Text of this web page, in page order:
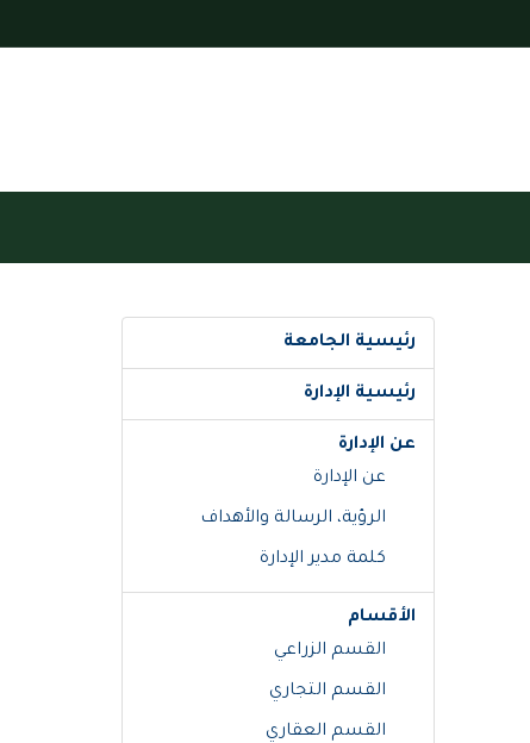
رئيسية الجامعة
رئيسية الإدارة
عن الإدارة
عن الإدارة
الرؤية، الرسالة والأهداف
كلمة مدير الإدارة
الأقسام
القسم الزراعي
القسم التجاري
القسم العقاري